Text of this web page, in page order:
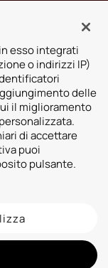
Policy
esso integrati
o indirizzi IP)
delle
il miglioramento
di accettare
puoi
pulsante.